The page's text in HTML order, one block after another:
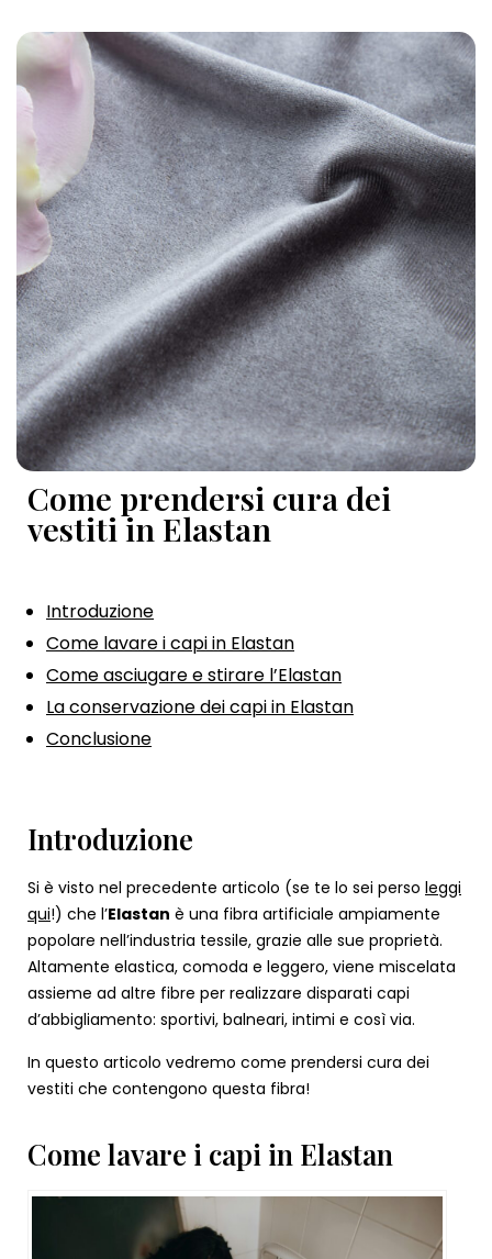
Come prendersi cura dei
vestiti in Elastan
Introduzione
Come lavare i capi in Elastan
Come asciugare e stirare l’Elastan
La conservazione dei capi in Elastan
Conclusione
Introduzione
Si è visto nel precedente articolo (se te lo sei perso leggi
qui!) che l’Elastan è una fibra artificiale ampiamente
popolare nell’industria tessile, grazie alle sue proprietà.
Altamente elastica, comoda e leggero, viene miscelata
assieme ad altre fibre per realizzare disparati capi
d’abbigliamento: sportivi, balneari, intimi e così via.
In questo articolo vedremo come prendersi cura dei
vestiti che contengono questa fibra!
Come lavare i capi in Elastan